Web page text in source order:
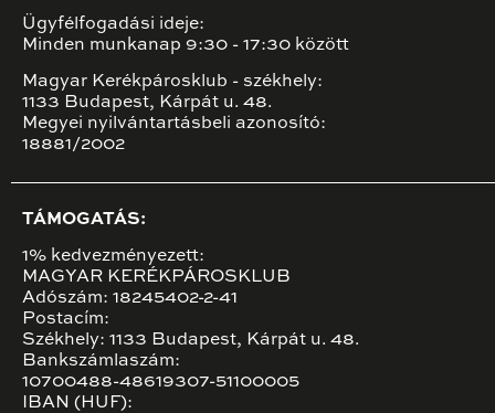
Ügyfélfogadási ideje:
Minden munkanap 9:30 - 17:30 között
Magyar Kerékpárosklub - székhely:
1133 Budapest, Kárpát u. 48.
Megyei nyilvántartásbeli azonosító:
18881/2002
TÁMOGATÁS:
1% kedvezményezett:
MAGYAR KERÉKPÁROSKLUB
Adószám: 18245402-2-41
Postacím:
Székhely: 1133 Budapest, Kárpát u. 48.
Bankszámlaszám:
10700488-48619307-51100005
IBAN (HUF):